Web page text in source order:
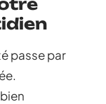
passe par